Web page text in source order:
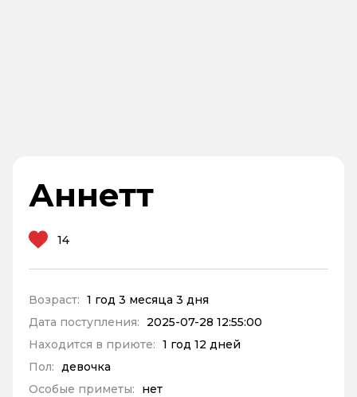
Аннетт
14
Возраст: 1 год 3 месяца 3 дня
Дата поступления:
2025-07-28 12:55:00
Находится в приюте: 1 год 12 дней
Пол: девочка
Особые приметы:
нет